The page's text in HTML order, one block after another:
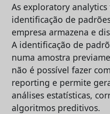
As exploratory analytics
identificação de
empresa armazena e
A identificação de
numa amostra
não é possível fazer
reporting e permite
análises estatísticas,
algoritmos preditivos.